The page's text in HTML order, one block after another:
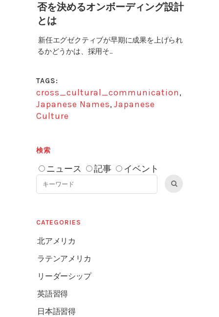
否を決めるオンボーディング設計
とは
新任エグゼクティブが早期に成果を上げられ
るかどうかは、採用そ...
TAGS:
cross_cultural_communication,
Japanese Names,Japanese
Culture
検索
ニュース 記事 イベント
CATEGORIES
北アメリカ
ラテンアメリカ
リーダーシップ
英語習得
日本語習得